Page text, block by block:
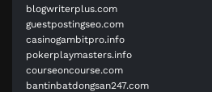
blogwriterplus.com
guestpostingseo.com
casinogambitpro.info
pokerplaymasters.info
courseoncourse.com
bantinbatdongsan247.com